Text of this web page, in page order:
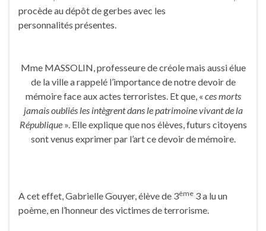
procède au dépôt de gerbes avec les
personnalités présentes.
Mme MASSOLIN, professeure de créole mais aussi élue
de la ville a rappelé l’importance de notre devoir de
mémoire face aux actes terroristes. Et que, « ces morts
jamais oubliés les intègrent dans le patrimoine vivant de la
République». Elle explique que nos élèves, futurs citoyens
sont venus exprimer par l’art ce devoir de mémoire.
A cet effet, Gabrielle Gouyer, élève de 3ème 3 a lu un
poème, en l’honneur des victimes de terrorisme.